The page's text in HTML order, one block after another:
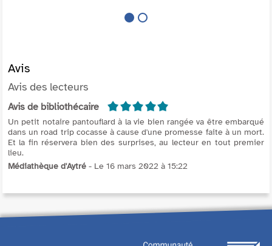
Avis
Avis des lecteurs
Avis de bibliothécaire 5/5
Un petit notaire pantouflard à la vie bien rangée va être embarqué
dans un road trip cocasse à cause d'une promesse faite à un mort.
Et la fin réservera bien des surprises, au lecteur en tout premier
lieu.
Médiathèque d'Aytré - Le 16 mars 2022 à 15:22